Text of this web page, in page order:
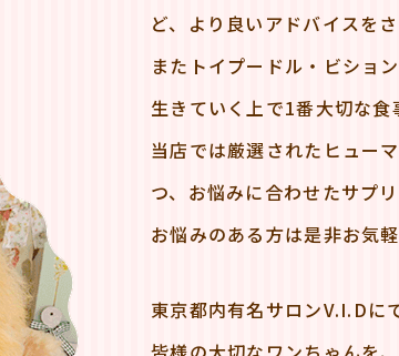
ど、より良いアドバイスを
またトイプードル・ビショ
生きていく上で1番大切な食
当店では厳選されたヒュー
つ、お悩みに合わせたサプ
お悩みのある方は是非お気
東京都内有名サロンV.I.Dに